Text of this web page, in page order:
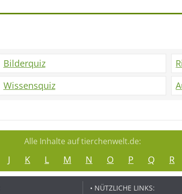
Bilderquiz
Wissensquiz
Alle Inhalte auf tierchenwelt.de:
J K L M N O P Q R
• NÜTZLICHE LINKS: